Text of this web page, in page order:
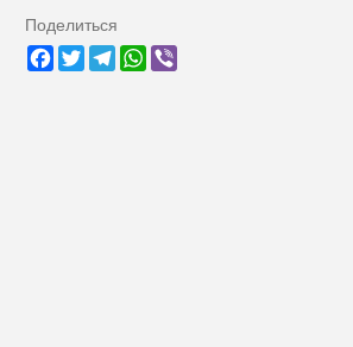
Поделиться
Facebook
TwitterTelegramWhatsApp